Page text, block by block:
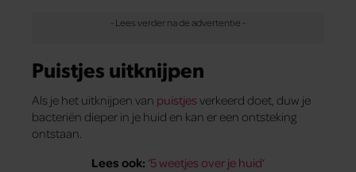
Puistjes uitknijpen
Als je het uitknijpen van puistjesverkeerd doet, duw je
bacteriën dieper in je huid en kan er een ontsteking
ontstaan.
Lees ook: ‘5 weetjes over je huid‘